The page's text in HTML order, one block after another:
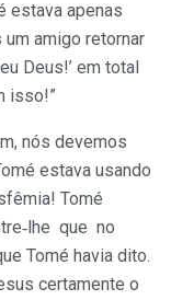
estava apenas
amigo retornar
Deus!’ em total
isso!”
nós devemos
estava usando
Tomé
que no
Tomé havia dito.
certamente o